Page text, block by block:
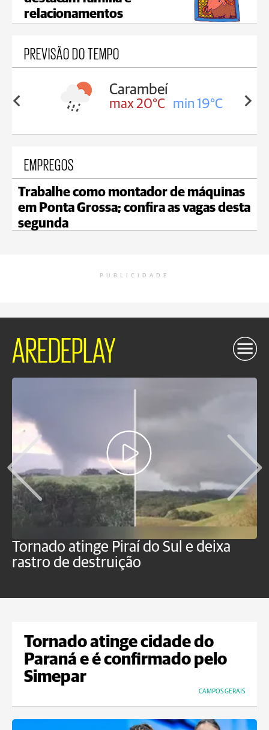
relacionamentos
PREVISÃO DO TEMPO
19°C
Carambeí
max 20°C min 19°C
EMPREGOS
Trabalhe como montador de máquinas
em Ponta Grossa; confira as vagas desta
segunda
PUBLICIDADE
AREDEPLAY
Tornado atinge Piraí do Sul e deixa
rastro de destruição
Tornado atinge cidade do
Paraná e é confirmado pelo
Simepar
CAMPOS GERAIS